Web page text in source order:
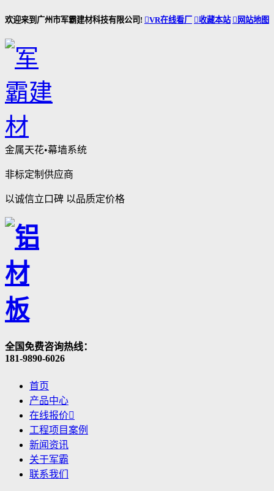
欢迎来到广州市军霸建材科技有限公司! VR在线看厂 收藏本站  网站地图
金属天花•幕墙系统
非标定制供应商
以诚信立口碑 以品质定价格
全国免费咨询热线：
181-9890-6026
首页
产品中心
在线报价
工程项目案例
新闻资讯
关于军霸
联系我们